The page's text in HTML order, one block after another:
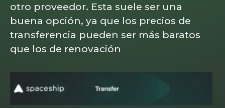
otro proveedor. Esta suele ser una
buena opción, ya que los precios de
transferencia pueden ser más baratos
que los de renovación